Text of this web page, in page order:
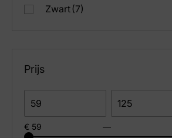
Zwart(7)
Prijs
€ 59 —